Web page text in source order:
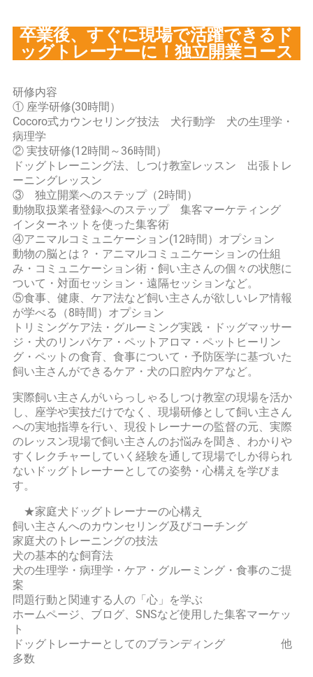
卒業後、すぐに現場で活躍できるド
ッグトレーナーに！独立開業コース
研修内容
① 座学研修(30時間）
Cocoro式カウンセリング技法 犬行動学 犬の生理学・
病理学
② 実技研修(12時間～36時間）
ドッグトレーニング法、しつけ教室レッスン 出張トレ
ーニングレッスン
③ 独立開業へのステップ（2時間）
動物取扱業者登録へのステップ 集客マーケティング
インターネットを使った集客術
④アニマルコミュニケーション(12時間）オプション
動物の脳とは？・アニマルコミュニケーションの仕組
み・コミュニケーション術・飼い主さんの個々の状態に
ついて・対面セッション・遠隔セッションなど。
⑤食事、健康、ケア法など飼い主さんが欲しいレア情報
が学べる（8時間）オプション
トリミングケア法・グルーミング実践・ドッグマッサー
ジ・犬のリンパケア・ペットアロマ・ペットヒーリン
グ・ペットの食育、食事について・予防医学に基づいた
飼い主さんができるケア・犬の口腔内ケアなど。
実際飼い主さんがいらっしゃるしつけ教室の現場を活か
し、座学や実技だけでなく、現場研修として飼い主さん
への実地指導を行い、現役トレーナーの監督の元、実際
のレッスン現場で飼い主さんのお悩みを聞き、わかりや
すくレクチャーしていく経験を通して現場でしか得られ
ないドッグトレーナーとしての姿勢・心構えを学びま
す。
★家庭犬ドッグトレーナーの心構え
飼い主さんへのカウンセリング及びコーチング
家庭犬のトレーニングの技法
犬の基本的な飼育法
犬の生理学・病理学・ケア・グルーミング・食事のご提
案
問題行動と関連する人の「心」を学ぶ
ホームページ、ブログ、SNSなど使用した集客マーケッ
ト
ドッグトレーナーとしてのブランディング 他
多数